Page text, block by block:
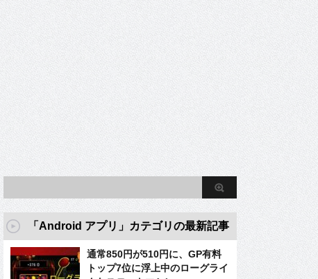
「Android アプリ」カテゴリの最新記事
通常850円が510円に、GP有料
トップ7位に浮上中のローグライ